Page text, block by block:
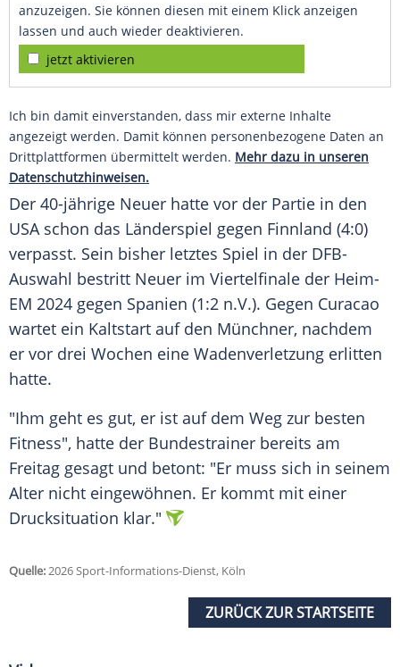
anzuzeigen. Sie können diesen mit einem Klick anzeigen
lassen und auch wieder deaktivieren.
jetzt aktivieren
Ich bin damit einverstanden, dass mir externe Inhalte
angezeigt werden. Damit können personenbezogene Daten an
Drittplattformen übermittelt werden. Mehr dazu in unseren
Datenschutzhinweisen.
Der 40-jährige Neuer hatte vor der Partie in den
USA schon das Länderspiel gegen Finnland (4:0)
verpasst. Sein bisher letztes Spiel in der DFB-
Auswahl bestritt Neuer im Viertelfinale der Heim-
EM 2024 gegen Spanien (1:2 n.V.). Gegen Curacao
wartet ein Kaltstart auf den Münchner, nachdem
er vor drei Wochen eine Wadenverletzung erlitten
hatte.
"Ihm geht es gut, er ist auf dem Weg zur besten
Fitness", hatte der Bundestrainer bereits am
Freitag gesagt und betont: "Er muss sich in seinem
Alter nicht eingewöhnen. Er kommt mit einer
Drucksituation klar."
Quelle:2026 Sport-Informations-Dienst, Köln
ZURÜCK ZUR STARTSEITE